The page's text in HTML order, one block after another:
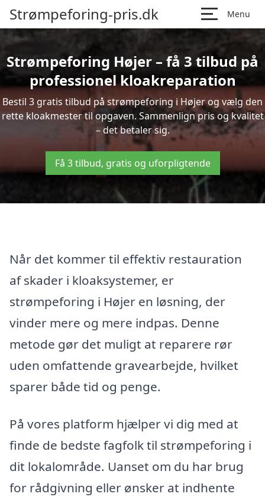
Strømpeforing-pris.dk Menu
Strømpeforing Højer – få 3 tilbud på
professionel kloakreparation
Bestil 3 gratis tilbud på strømpeforing i Højer og vælg den
rette kloakmester til opgaven. Sammenlign pris og kvalitet
– det betaler sig.
Få 3 tilbud, gratis og uforpligtende
Når det kommer til effektiv restauration
af skader i kloaksystemer, er
strømpeforing i Højer en løsning, der
vinder mere og mere indpas. Denne
metode gør det muligt at reparere rør
uden omfattende gravearbejde, hvilket
sparer både tid og penge.
På vores platform hjælper vi dig med at
finde de bedste fagfolk til strømpeforing i
dit lokalområde. Uanset om du har brug
for rådgivning eller ønsker at indhente